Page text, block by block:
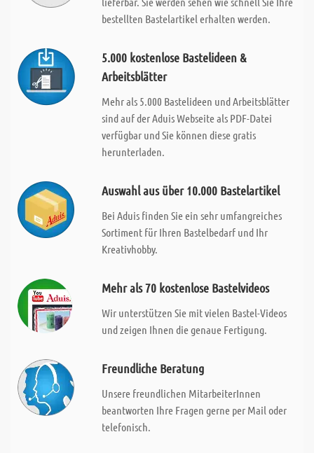
bestellten Bastelartikel erhalten werden.
5.000 kostenlose Bastelideen &
Arbeitsblätter
Mehr als 5.000 Bastelideen und Arbeitsblätter
sind auf der Aduis Webseite als PDF-Datei
verfügbar und Sie können diese gratis
herunterladen.
Auswahl aus über 10.000 Bastelartikel
Bei Aduis finden Sie ein sehr umfangreiches
Sortiment für Ihren Bastelbedarf und Ihr
Kreativhobby.
Mehr als 70 kostenlose Bastelvideos
Wir unterstützen Sie mit vielen Bastel-Videos
und zeigen Ihnen die genaue Fertigung.
Freundliche Beratung
Unsere freundlichen MitarbeiterInnen
beantworten Ihre Fragen gerne per Mail oder
telefonisch.